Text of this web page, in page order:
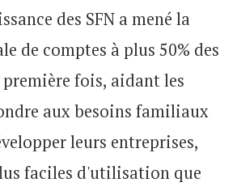
des SFN a mené la
de comptes à plus 50% des
fois, aidant les
aux besoins familiaux
leurs entreprises,
faciles d'utilisation que